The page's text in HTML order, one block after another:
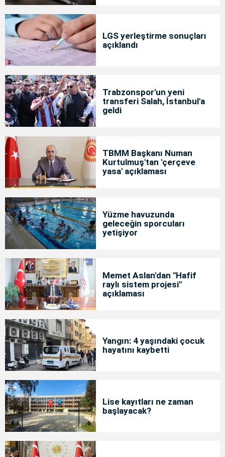
LGS yerleştirme sonuçları
açıklandı
Trabzonspor'un yeni
transferi Salah, İstanbul'a
geldi
TBMM Başkanı Numan
Kurtulmuş'tan 'çerçeve
yasa' açıklaması
Yüzme havuzunda
geleceğin sporcuları
yetişiyor
Memet Aslan'dan "Hafif
raylı sistem projesi"
açıklaması
Yangın: 4 yaşındaki çocuk
hayatını kaybetti
Lise kayıtları ne zaman
başlayacak?